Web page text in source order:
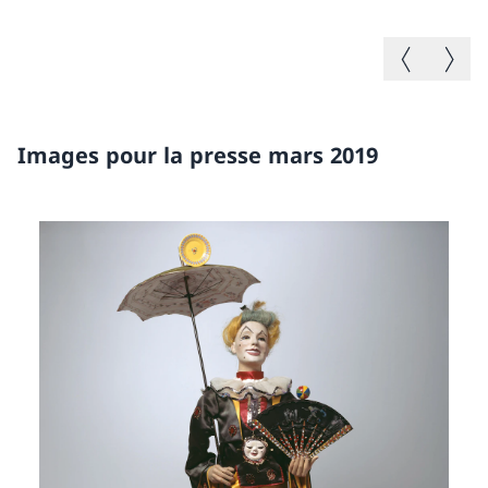
Image
Images pour la presse mars 2019